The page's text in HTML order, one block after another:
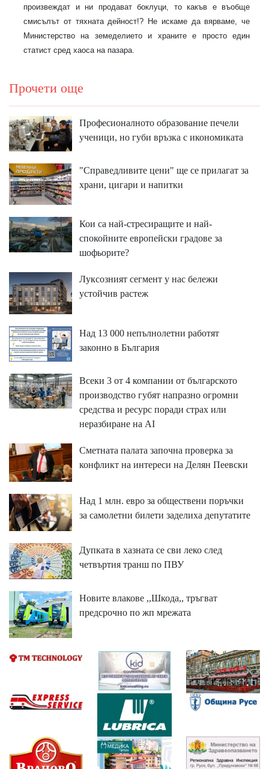
произвеждат и ни продават боклуци, то какъв е въобще
смисълът от тяхната дейност!? Не искаме да вярваме, че
Министерство на земеделието и храните е просто един
статист сред хаоса на пазара.
Прочети още
Професионалното образование печели
ученици, но губи връзка с икономиката
"Справедливите цени" ще се прилагат за
храни, цигари и напитки
Кои са най-стресиращите и най-
спокойните европейски градове за
шофьорите?
Луксозният сегмент у нас бележи
устойчив растеж
Над 13 000 непълнолетни работят
законно в България
Всеки 3 от 4 компании от българското
производство губят напразно огромни
средства и ресурс поради страх или
неразбиране на AI
Сметната палата започна проверка за
конфликт на интереси на Делян Пеевски
Над 1 млн. евро за обществени поръчки
за самолетни билети заделиха депутатите
Дупката в хазната се сви леко след
четвъртия транш по ПВУ
Новите влакове ,,Шкода,, тръгват
предсрочно по жп мрежата